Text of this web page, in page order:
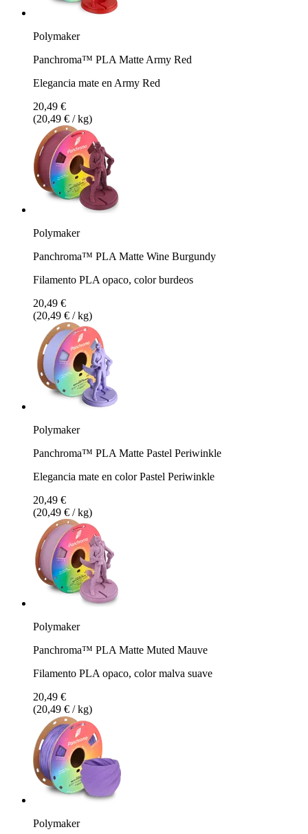
Polymaker
Panchroma™ PLA Matte Army Red
Elegancia mate en Army Red
20,49 €
(20,49 € / kg)
Polymaker
Panchroma™ PLA Matte Wine Burgundy
Filamento PLA opaco, color burdeos
20,49 €
(20,49 € / kg)
Polymaker
Panchroma™ PLA Matte Pastel Periwinkle
Elegancia mate en color Pastel Periwinkle
20,49 €
(20,49 € / kg)
Polymaker
Panchroma™ PLA Matte Muted Mauve
Filamento PLA opaco, color malva suave
20,49 €
(20,49 € / kg)
Polymaker